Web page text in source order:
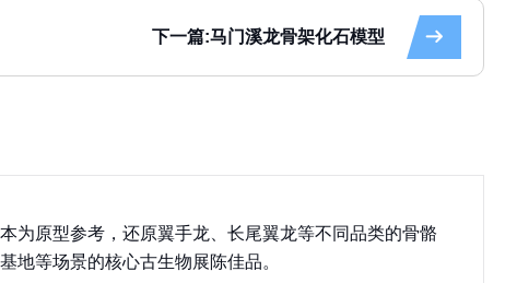
下一篇:马门溪龙骨架化石模型
为原型参考，还原翼手龙、长尾翼龙等不同品类的骨骼
地等场景的核心古生物展陈佳品。